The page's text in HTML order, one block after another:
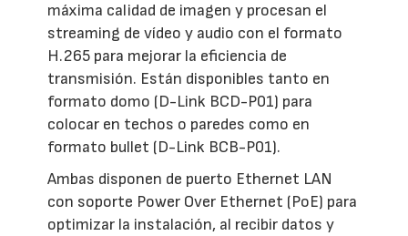
máxima calidad de imagen y procesan el
streaming de vídeo y audio con el formato
H.265 para mejorar la eficiencia de
transmisión. Están disponibles tanto en
formato domo (D-Link BCD-P01) para
colocar en techos o paredes como en
formato bullet (D-Link BCB-P01).
Ambas disponen de puerto Ethernet LAN
con soporte Power Over Ethernet (PoE) para
optimizar la instalación, al recibir datos y